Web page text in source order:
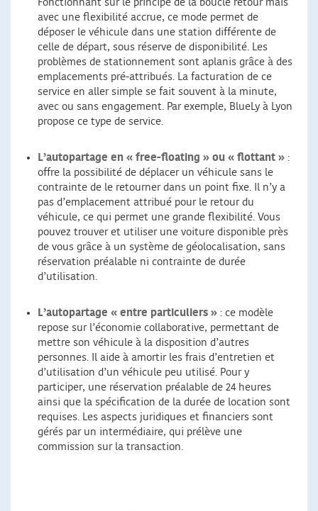
Fonctionnant sur le principe de la boucle retour mais
avec une flexibilité accrue, ce mode permet de
déposer le véhicule dans une station différente de
celle de départ, sous réserve de disponibilité. Les
problèmes de stationnement sont aplanis grâce à des
emplacements pré-attribués. La facturation de ce
service en aller simple se fait souvent à la minute,
avec ou sans engagement. Par exemple, BlueLy à Lyon
propose ce type de service.
L’autopartage en « free-floating » ou « flottant » :
offre la possibilité de déplacer un véhicule sans le
contrainte de le retourner dans un point fixe. Il n’y a
pas d’emplacement attribué pour le retour du
véhicule, ce qui permet une grande flexibilité. Vous
pouvez trouver et utiliser une voiture disponible près
de vous grâce à un système de géolocalisation, sans
réservation préalable ni contrainte de durée
d’utilisation.
L’autopartage « entre particuliers » : ce modèle
repose sur l’économie collaborative, permettant de
mettre son véhicule à la disposition d’autres
personnes. Il aide à amortir les frais d’entretien et
d’utilisation d’un véhicule peu utilisé. Pour y
participer, une réservation préalable de 24 heures
ainsi que la spécification de la durée de location sont
requises. Les aspects juridiques et financiers sont
gérés par un intermédiaire, qui prélève une
commission sur la transaction.